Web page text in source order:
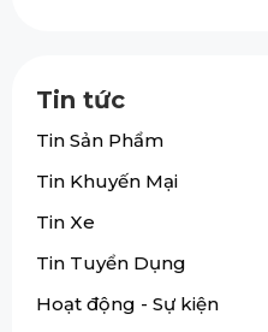
Tin tức
Tin Sản Phẩm
Tin Khuyến Mại
Tin Xe
Tin Tuyển Dụng
Hoạt động - Sự kiện